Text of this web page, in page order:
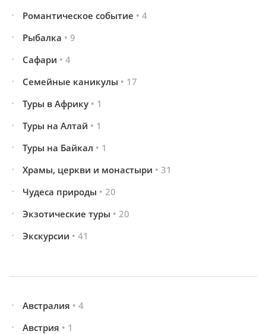
Романтическое событие • 4
Рыбалка • 9
Сафари • 4
Семейные каникулы • 17
Туры в Африку • 1
Туры на Алтай • 1
Туры на Байкал • 1
Храмы, церкви и монастыри • 31
Чудеса природы • 20
Экзотические туры • 20
Экскурсии • 41
Австралия • 4
Австрия • 1